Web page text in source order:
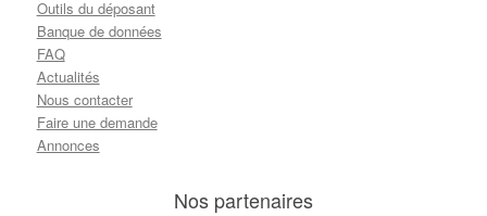
Outils du déposant
Banque de données
FAQ
Actualités
Nous contacter
Faire une demande
Annonces
Nos partenaires